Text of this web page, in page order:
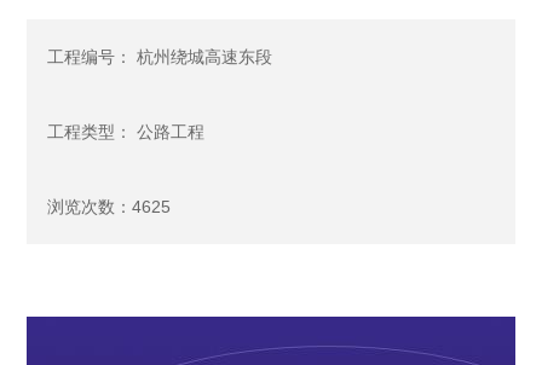
工程编号： 杭州绕城高速东段
工程类型： 公路工程
浏览次数：4625